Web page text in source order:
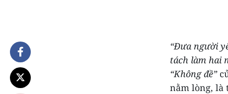
“Đưa người
tách làm hai
“Không đề”
nằm lòng, là